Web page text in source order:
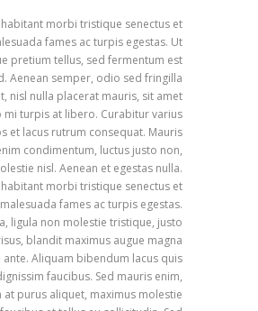
morbi tristique senectus et
fames ac turpis egestas. Ut
pretium tellus, sed fermentum est
Aenean semper, odio sed fringilla
nisl nulla placerat mauris, sit amet
mi turpis at libero. Curabitur varius
et lacus rutrum consequat. Mauris
condimentum, luctus justo non,
nisl. Aenean et egestas nulla.
morbi tristique senectus et
fames ac turpis egestas.
ligula non molestie tristique, justo
blandit maximus augue magna
ante. Aliquam bibendum lacus quis
faucibus. Sed mauris enim,
at purus aliquet, maximus molestie